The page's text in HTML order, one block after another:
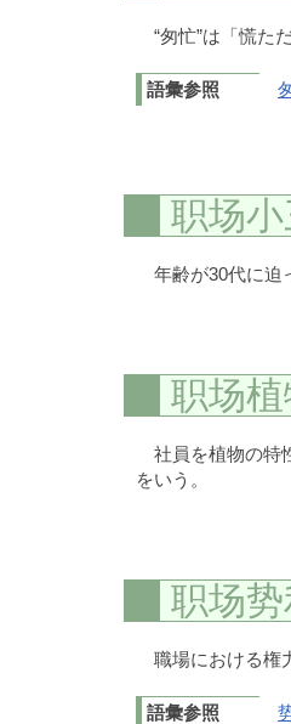
“匆忙”は「慌た
語彙参照
职场小
年齢が30代に迫
职场植
社員を植物の特
をいう。
职场势
職場における権
語彙参照